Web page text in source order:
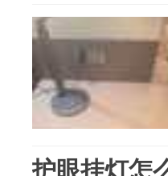
护眼挂灯怎